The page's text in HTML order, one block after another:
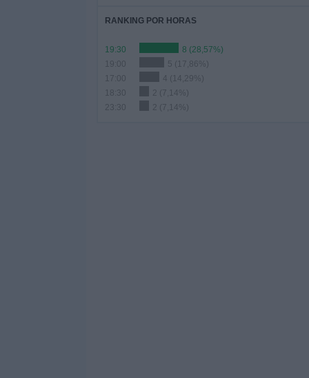
RANKING POR HORAS
19:30
8 (28,57%)
19:00
5 (17,86%)
17:00
4 (14,29%)
18:30
2 (7,14%)
23:30
2 (7,14%)